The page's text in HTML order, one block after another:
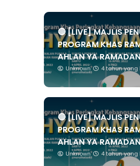
🔴 [LIVE] MAJLIS
PROGRAM KHAS
AHLAN YA
Unknown 4 tahun yang
🔴 [LIVE] MAJLIS
PROGRAM KHAS
AHLAN YA
Unknown 4 tahun yang